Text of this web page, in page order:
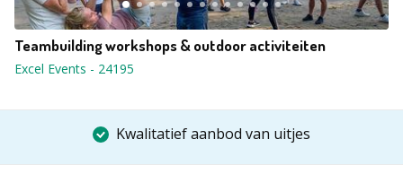
Teambuilding workshops & outdoor activiteiten
Excel Events - 24195
Kwalitatief aanbod van uitjes